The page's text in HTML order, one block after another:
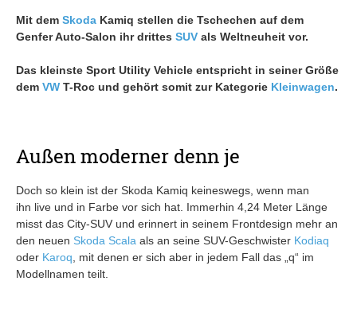
Mit dem Skoda Kamiq stellen die Tschechen auf dem
Genfer Auto-Salon ihr drittes SUV als Weltneuheit vor.
Das kleinste Sport Utility Vehicle entspricht in seiner Größe
dem VW T-Roc und gehört somit zur Kategorie Kleinwagen.
Außen moderner denn je
Doch so klein ist der Skoda Kamiq keineswegs, wenn man
ihn live und in Farbe vor sich hat. Immerhin 4,24 Meter Länge
misst das City-SUV und erinnert in seinem Frontdesign mehr an
den neuen Skoda Scala als an seine SUV-Geschwister Kodiaq
oder Karoq , mit denen er sich aber in jedem Fall das „q“ im
Modellnamen teilt.